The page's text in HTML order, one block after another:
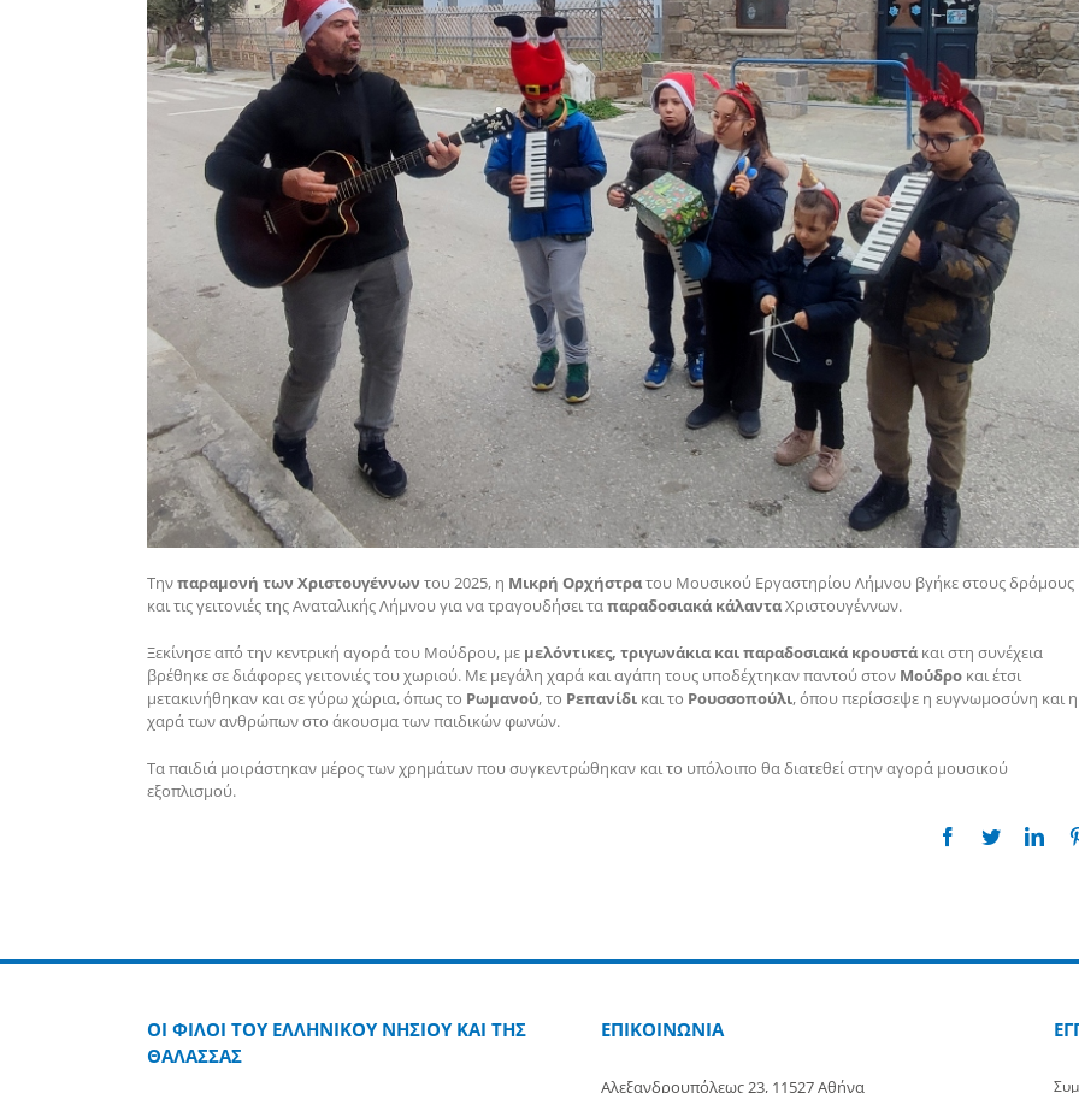
Τηνπαραμονή των Χριστουγέννωντου 2025, η Μικρή Ορχήστρατου Μουσικού Εργαστηρίου Λήμνου βγήκε στους δρόμους
και τις γειτονιές της Αναταλικής Λήμνου για να τραγουδήσει ταπαραδοσιακά κάλανταΧριστουγέννων.
Ξεκίνησε από την κεντρική αγορά του Μούδρου, με μελόντικες, τριγωνάκια και παραδοσιακά κρουστά και στη συνέχεια
βρέθηκε σε διάφορες γειτονιές του χωριού. Με μεγάλη χαρά και αγάπη τους υποδέχτηκαν παντού στον Μούδρο και έτσι
μετακινήθηκαν και σε γύρω χώρια, όπως το Ρωμανού, το Ρεπανίδι και το Ρουσσοπούλι, όπου περίσσεψε η ευγνωμοσύνη και η
χαρά των ανθρώπων στο άκουσμα των παιδικών φωνών.
Τα παιδιά μοιράστηκαν μέρος των χρημάτων που συγκεντρώθηκαν και το υπόλοιπο θα διατεθεί στην αγορά μουσικού
εξοπλισμού.
Facebook
Twitter
ΟΙ ΦΙΛΟΙ ΤΟΥ ΕΛΛΗΝΙΚΟΥ ΝΗΣΙΟΥ ΚΑΙ ΤΗΣ
ΘΑΛΑΣΣΑΣ
ΕΠΙΚΟΙΝΩΝΙΑ
Αλεξανδρουπόλεως 23, 11527 Αθήνα